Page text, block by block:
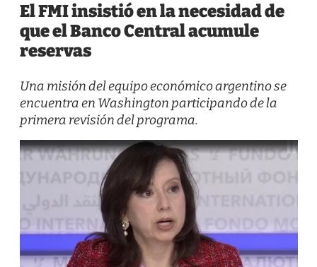
El FMI insistió en la necesidad de
que el Banco Central acumule
reservas
Una misión del equipo económico argentino se
encuentra en Washington participando de la
primera revisión del programa.